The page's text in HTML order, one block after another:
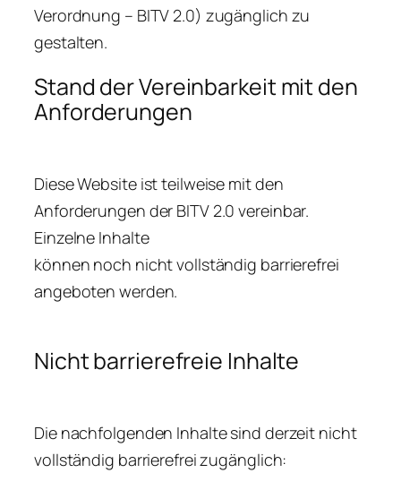
Verordnung – BITV 2.0) zugänglich zu
gestalten.
Stand der Vereinbarkeit mit den
Anforderungen
Diese Website ist teilweise mit den
Anforderungen der BITV 2.0 vereinbar.
Einzelne Inhalte
können noch nicht vollständig barrierefrei
angeboten werden.
Nicht barrierefreie Inhalte
Die nachfolgenden Inhalte sind derzeit nicht
vollständig barrierefrei zugänglich: